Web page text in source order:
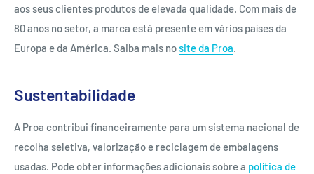
aos seus clientes produtos de elevada qualidade. Com mais de
80 anos no setor, a marca está presente em vários países da
Europa e da América. Saiba mais nosite da Proa.
Sustentabilidade
A Proa contribui financeiramente para um sistema nacional de
recolha seletiva, valorização e reciclagem de embalagens
usadas. Pode obter informações adicionais sobre a política de